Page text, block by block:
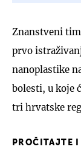
Znanstveni
prvo
nanoplastike
bolesti, u koje
tri hrvatske
PROČITAJTE I